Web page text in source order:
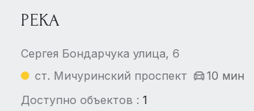
РЕКА
Сергея Бондарчука улица, 6
ст. Мичуринский проспект
10 мин
Доступно объектов : 1